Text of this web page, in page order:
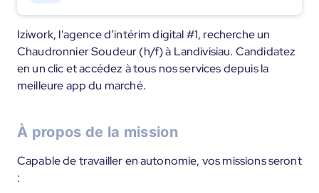
Iziwork, l'agence d’intérim digital #1, recherche un
Chaudronnier Soudeur (h/f) à Landivisiau. Candidatez
en un clic et accédez à tous nos services depuis la
meilleure app du marché.
À propos de la mission
Capable de travailler en autonomie, vos missions seront
: